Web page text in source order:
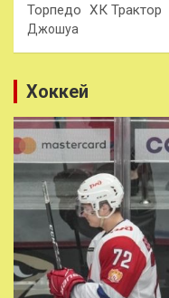
Торпедо ХК Трактор
Джошуа
Хоккей